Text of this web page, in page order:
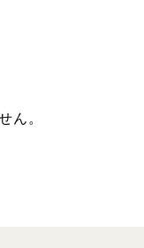
ん。